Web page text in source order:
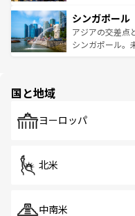
参照してほしい。
激する。気候は
が待っている。
た文化、そして
み、どこを訪れ
ており、効率よ
うな絶景から文
シンガポール
アジアの交差点
シンガポール。
で、ホーカーズ
国と地域
ヨーロッパ
北米
中南米